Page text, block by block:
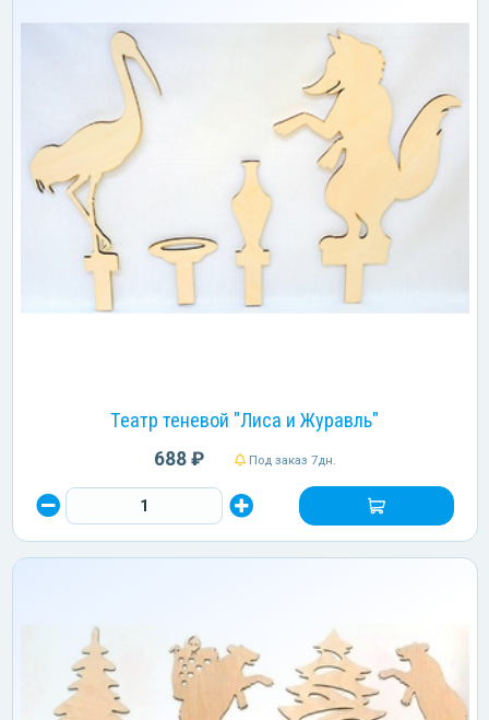
Театр теневой "Лиса и Журавль"
688 ₽ Под заказ 7дн.